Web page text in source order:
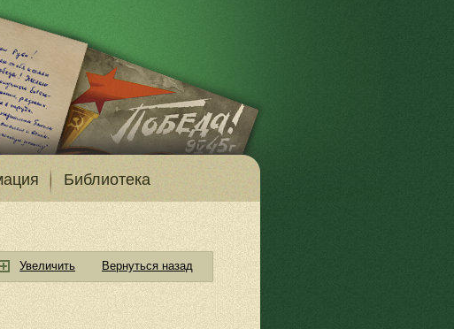
Библиотека
Увеличить Вернуться назад